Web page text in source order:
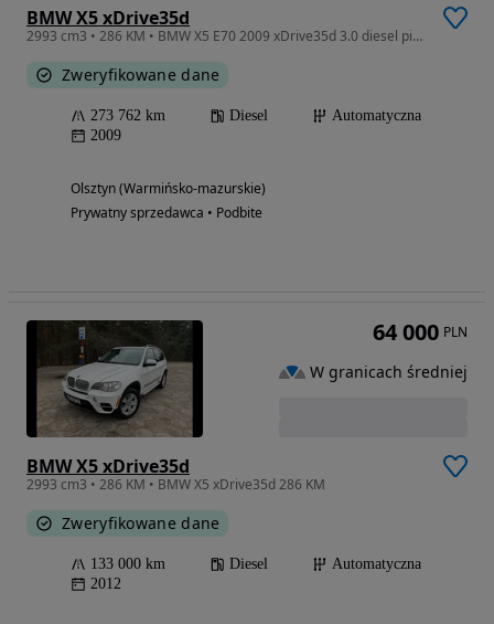
BMW X5 xDrive35d
2993 cm3 • 286 KM • BMW X5 E70 2009 xDrive35d 3.0 diesel pierwszy właściciel
Zweryfikowane dane
273 762 km Diesel
Automatyczna
2009
Olsztyn (Warmińsko-mazurskie)
Prywatny sprzedawca • Podbite
BMW X5 xDrive35d
2993 cm3 • 286 KM • BMW X5 xDrive35d 286 KM
Zweryfikowane dane
133 000 km Diesel
Automatyczna
2012
64 000 PLN
W granicach średniej